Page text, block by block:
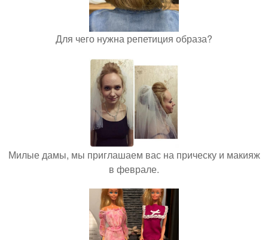
Для чего нужна репетиция образа?
Милые дамы, мы приглашаем вас на прическу и макияж
в феврале.